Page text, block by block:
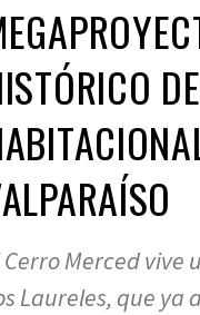
Cerro Merced
Laureles, que ya